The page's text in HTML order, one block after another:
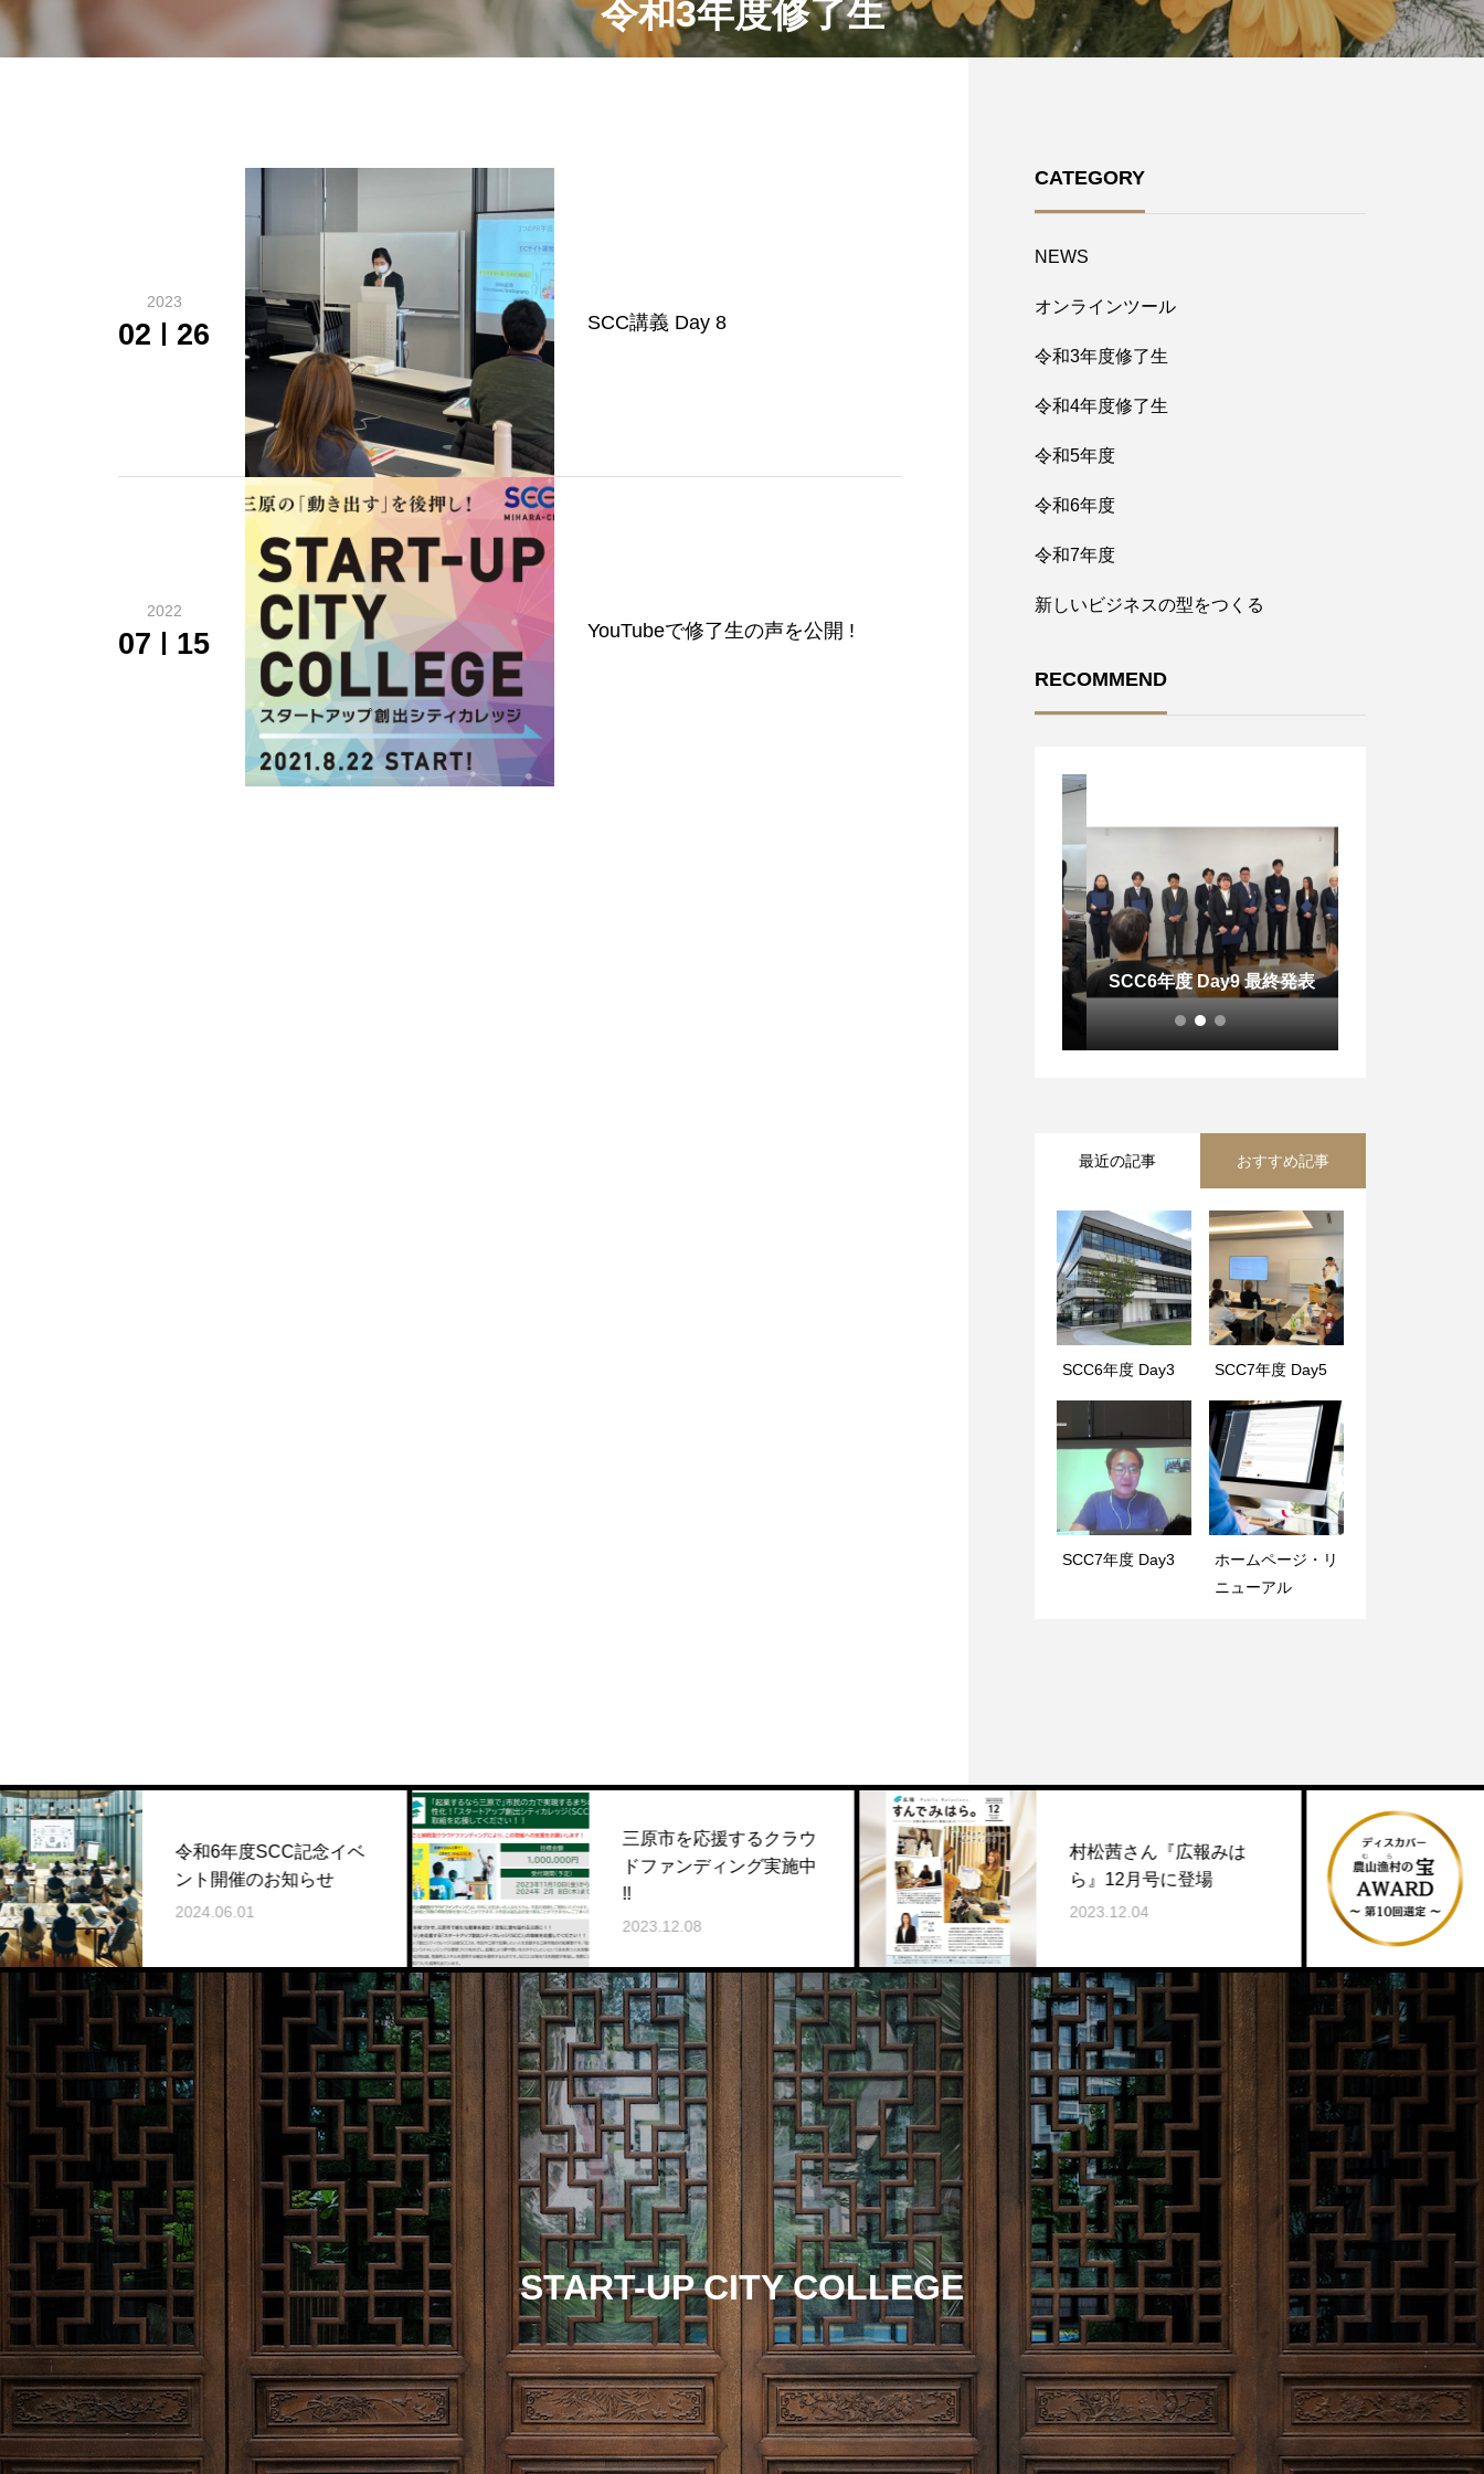
令和3年度修了生
2023
02 26 SCC講義 Day 8
2022
07 15 YouTubeで修了生の声を公開 !
CATEGORY
NEWS
オンラインツール
令和3年度修了生
令和4年度修了生
令和5年度
令和6年度
令和7年度
新しいビジネスの型をつくる
RECOMMEND
SCC6年度 Day9 最終発表
最近の記事 おすすめ記事
SCC6年度 Day3 SCC7年度 Day5
SCC7年度 Day3
ホームページ・リ
ニューアル
SCC講義 Day 5
SCC6年度 Day9
最終発表
SCC講義 Day 2
令和6年度SCC記念イベ
ント開催のお知らせ
2024.06.01
三原市を応援するクラウ
ドファンディング実施中
!!
2023.12.08
村松茜さん『広報みは
ら』12月号に登場
2023.12.04
SCC一期生の
ジェクトが「
ー農山漁村の
2023.11.22
START-UP CITY COLLEGE